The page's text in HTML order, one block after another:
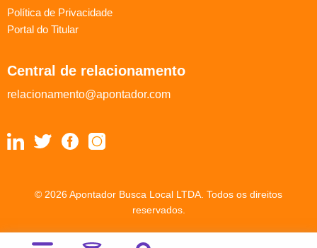
Política de Privacidade
Portal do Titular
Central de relacionamento
relacionamento@apontador.com
© 2026 Apontador Busca Local LTDA. Todos os direitos
reservados.